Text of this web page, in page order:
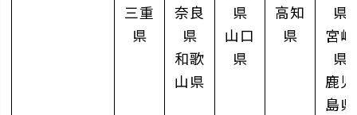
三重
県
奈良
県
和歌
山県
県
山口
県
高知
県
県
宮崎
県
鹿児
島県